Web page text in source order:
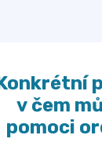
v čem
pomoci